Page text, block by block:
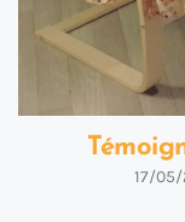
17/05/